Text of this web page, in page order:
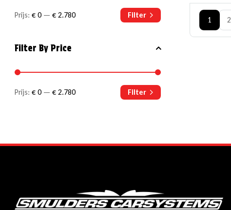
1 2
Filter
Prijs: € 0— € 2.780
Filter By Price
Filter
Prijs: € 0— € 2.780